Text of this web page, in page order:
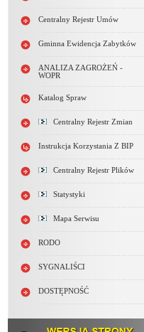
Centralny Rejestr Umów
Gminna Ewidencja Zabytków
ANALIZA ZAGROŻEŃ -
WOPR
Katalog Spraw
Centralny Rejestr Zmian
Instrukcja Korzystania Z BIP
Centralny Rejestr Plików
Statystyki
Mapa Serwisu
RODO
SYGNALIŚCI
DOSTĘPNOŚĆ